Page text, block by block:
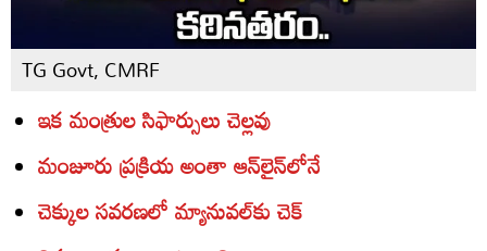
TG Govt, CMRF
ఇక మంత్రుల సిఫార్సులు చెల్లవు
మంజూరు ప్రక్రియ అంతా ఆన్‌లైన్‌లోనే
చెక్కుల సవరణలో మ్యానువల్‌కు చెక్‌